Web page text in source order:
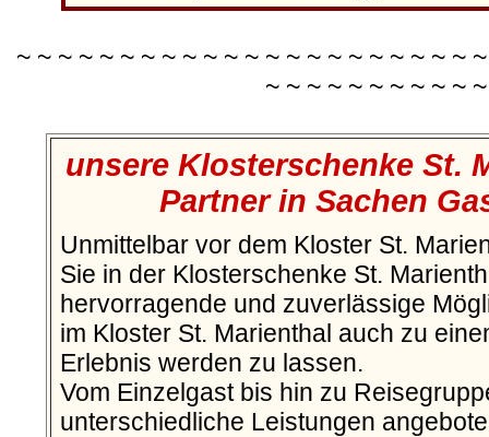
~ ~ ~ ~ ~ ~ ~ ~ ~ ~ ~ ~ ~ ~ ~ ~ ~ ~ ~ ~ ~ ~
~ ~ ~ ~ ~ ~ ~ ~ ~ ~
unsere Klosterschenke St.
Partner in Sachen
Unmittelbar vor dem Kloster St.
Sie in der Klosterschenke St.
hervorragende und zuverlässige
im Kloster St. Marienthal auch zu
Erlebnis werden zu lassen.
Vom Einzelgast bis hin zu
unterschiedliche Leistungen